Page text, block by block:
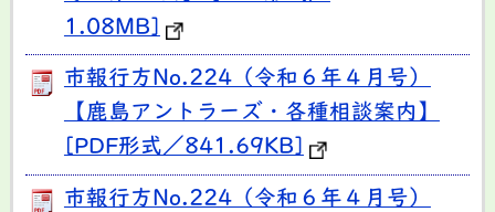
1.08MB]
市報行方No.224（令和６年４月号）
【鹿島アントラーズ・各種相談案内】
[PDF形式／841.69KB]
市報行方No.224（令和６年４月号）